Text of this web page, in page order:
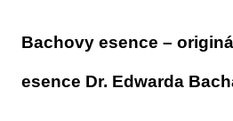
Bachovy esence –
esence Dr. Edwarda